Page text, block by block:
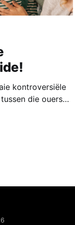
kontroversiële
die ouers